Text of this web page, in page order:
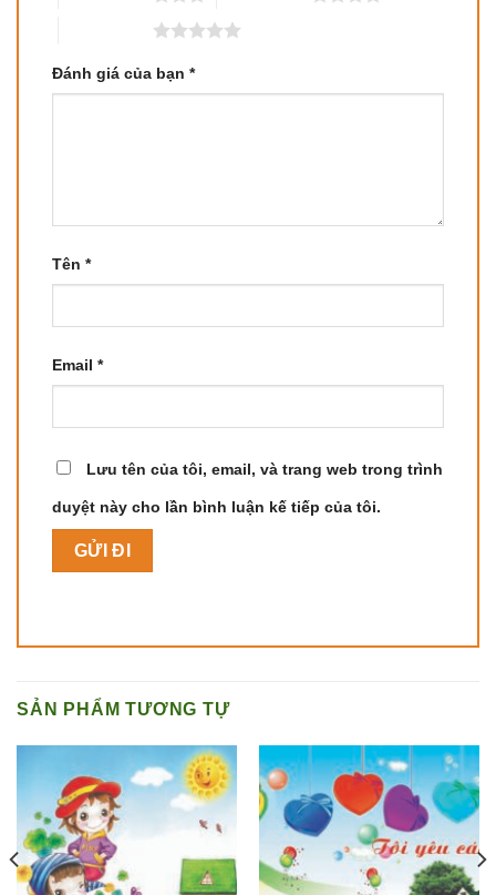
Đánh giá của bạn *
Tên *
Email *
Lưu tên của tôi, email, và trang web trong trình
duyệt này cho lần bình luận kế tiếp của tôi.
SẢN PHẨM TƯƠNG TỰ